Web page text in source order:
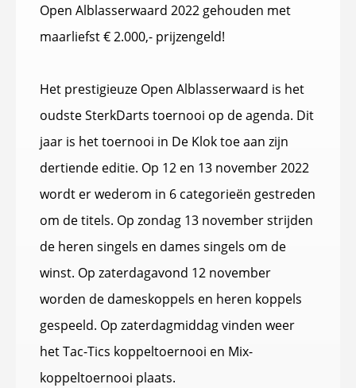
Open Alblasserwaard 2022 gehouden met
maarliefst € 2.000,- prijzengeld!
Het prestigieuze Open Alblasserwaard is het
oudste SterkDarts toernooi op de agenda. Dit
jaar is het toernooi in De Klok toe aan zijn
dertiende editie. Op 12 en 13 november 2022
wordt er wederom in 6 categorieën gestreden
om de titels. Op zondag 13 november strijden
de heren singels en dames singels om de
winst. Op zaterdagavond 12 november
worden de dameskoppels en heren koppels
gespeeld. Op zaterdagmiddag vinden weer
het Tac-Tics koppeltoernooi en Mix-
koppeltoernooi plaats.